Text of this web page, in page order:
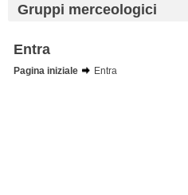
Gruppi merceologici
Entra
Pagina iniziale
Entra